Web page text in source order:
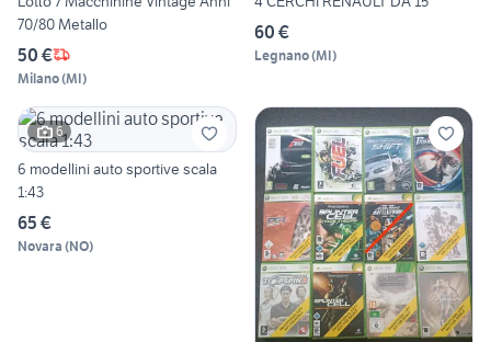
70/80 Metallo
50 €
Milano(MI)
60 €
Legnano(MI)
6
6 modellini auto sportive scala
1:43
65 €
Novara (NO)